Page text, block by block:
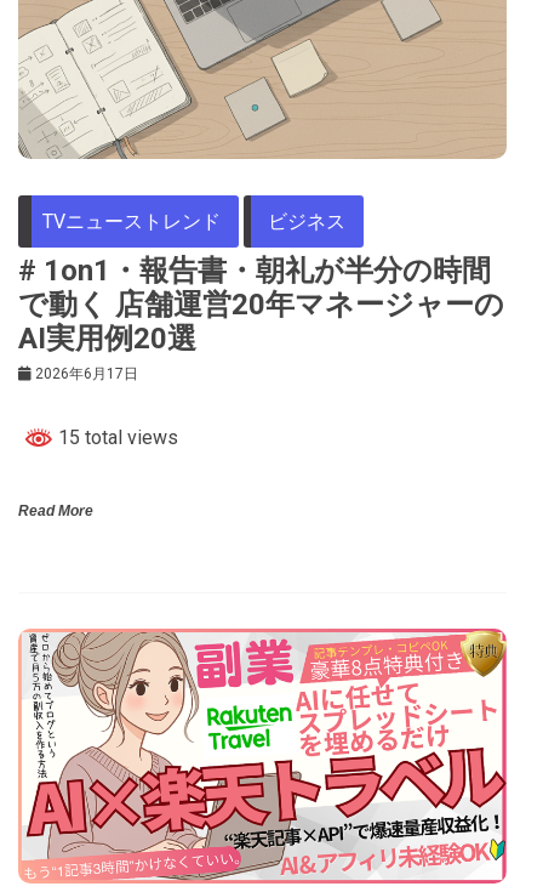
TVニューストレンド ビジネス
# 1on1・報告書・朝礼が半分の時間
で動く 店舗運営20年マネージャーの
AI実用例20選
2026年6月17日
15 total views
Read More